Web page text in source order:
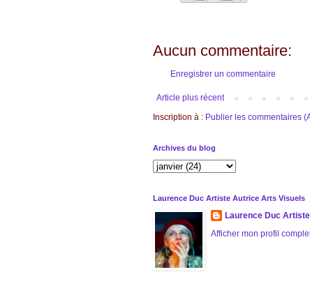
Aucun commentaire:
Enregistrer un commentaire
Article plus récent
Inscription à : Publier les commentaires
Archives du blog
Laurence Duc Artiste Autrice Arts Visuels
Laurence Duc
Afficher mon profil